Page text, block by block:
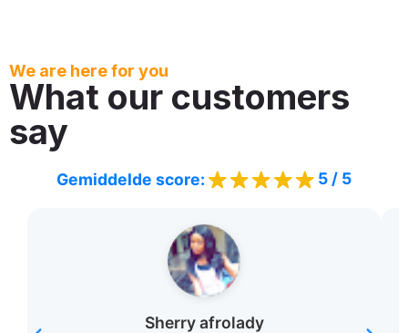
We are here for you
What our customers
say
Gemiddelde score: 5 / 5
Sherry afrolady